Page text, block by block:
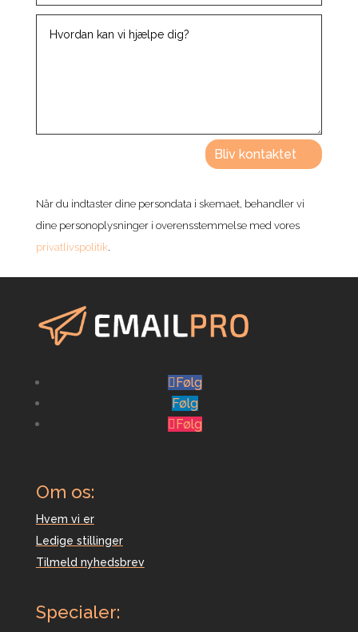
Bliv kontaktet
Når du indtaster dine persondata i skemaet, behandler vi
dine personoplysninger i overensstemmelse med vores
privatlivspolitik.
Følg
Følg
Følg
Om os:
Hvem vi er
Ledige stillinger
Tilmeld nyhedsbrev
Specialer: